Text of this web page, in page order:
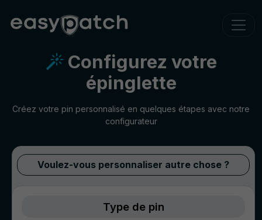
Configurez votre
épinglette
Créez votre pin personnalisé en quelques étapes avec notre
configurateur
Voulez-vous personnaliser autre chose ?
Type de pin